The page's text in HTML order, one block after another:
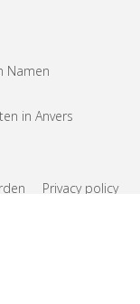
Namen
in Anvers
Privacy policy